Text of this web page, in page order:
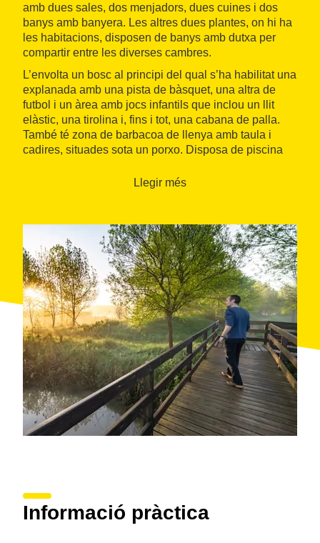
amb dues sales, dos menjadors, dues cuines i dos
banys amb banyera. Les altres dues plantes, on hi ha
les habitacions, disposen de banys amb dutxa per
compartir entre les diverses cambres.
L’envolta un bosc al principi del qual s’ha habilitat una
explanada amb una pista de bàsquet, una altra de
futbol i un àrea amb jocs infantils que inclou un llit
elàstic, una tirolina i, fins i tot, una cabana de palla.
També té zona de barbacoa de llenya amb taula i
cadires, situades sota un porxo. Disposa de piscina
espai amb una petita carpa idoni per a celebracions
Llegir més
Informació pràctica